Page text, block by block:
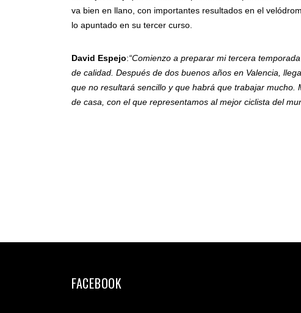
va bien en llano, con importantes resultados en el
lo apuntado en su tercer curso.
David Espejo:“Comienzo a preparar mi tercera
de calidad. Después de dos buenos años en Valencia,
que no resultará sencillo y que habrá que trabajar
de casa, con el que representamos al mejor ciclista del
FACEBOOK